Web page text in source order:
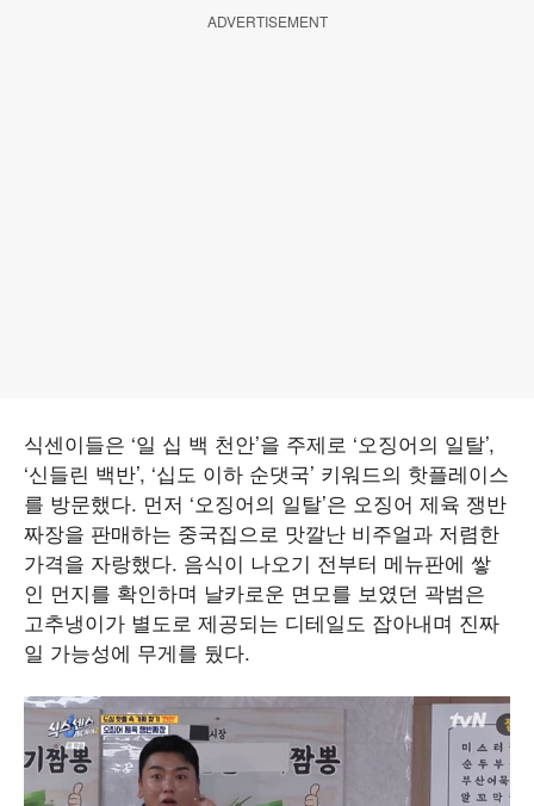
ADVERTISEMENT
식센이들은 ‘일 십 백 천안’을 주제로 ‘오징어의 일탈’,
‘신들린 백반’, ‘십도 이하 순댓국’ 키워드의 핫플레이스
를 방문했다. 먼저 ‘오징어의 일탈’은 오징어 제육 쟁반
짜장을 판매하는 중국집으로 맛깔난 비주얼과 저렴한
가격을 자랑했다. 음식이 나오기 전부터 메뉴판에 쌓
인 먼지를 확인하며 날카로운 면모를 보였던 곽범은
고추냉이가 별도로 제공되는 디테일도 잡아내며 진짜
일 가능성에 무게를 뒀다.